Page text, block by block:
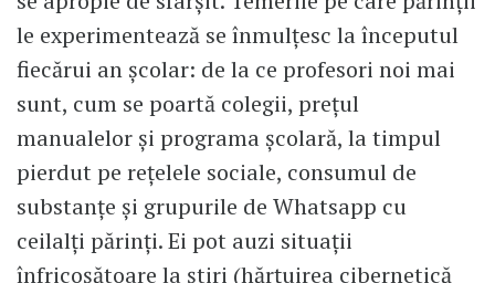
le experimentează se înmulțesc la începutul
fiecărui an școlar: de la ce profesori noi mai
sunt, cum se poartă colegii, prețul
manualelor și programa școlară, la timpul
pierdut pe rețelele sociale, consumul de
substanțe și grupurile de Whatsapp cu
ceilalți părinți. Ei pot auzi situații
înfricoșătoare la știri (hărțuirea cibernetică